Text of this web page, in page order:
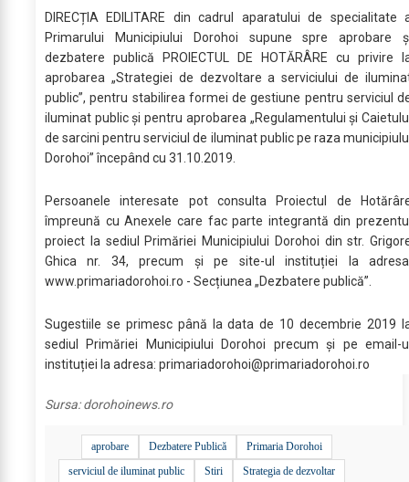
DIRECȚIA EDILITARE din cadrul aparatului de specialitate
Primarului Municipiului Dorohoi supune spre aprobare
dezbatere publică PROIECTUL DE HOTĂRÂRE cu privire
aprobarea „Strategiei de dezvoltare a serviciului de
public”, pentru stabilirea formei de gestiune pentru serviciul
iluminat public și pentru aprobarea „Regulamentului și
de sarcini pentru serviciul de iluminat public pe raza
Dorohoi” începând cu 31.10.2019.
Persoanele interesate pot consulta Proiectul de
împreună cu Anexele care fac parte integrantă din
proiect la sediul Primăriei Municipiului Dorohoi din str.
Ghica nr. 34, precum și pe site-ul instituției la
www.primariadorohoi.ro - Secțiunea „Dezbatere publică”.
Sugestiile se primesc până la data de 10 decembrie 2019
sediul Primăriei Municipiului Dorohoi precum și pe email-
instituției la adresa: primariadorohoi@primariadorohoi.ro
Sursa:dorohoinews.ro
aprobare Dezbatere Publică
Primaria Dorohoi
serviciul de iluminat public
Stiri Strategia de dezvoltar